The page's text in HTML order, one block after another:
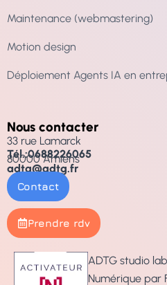
Maintenance (webmastering)
Motion design
Déploiement Agents IA en
Nous contacter
33 rue Lamarck
80000 Amiens
Tél.:0688226065
adtg@adtg.fr
Contact
Prendre rdv
ADTG studio
Numérique par